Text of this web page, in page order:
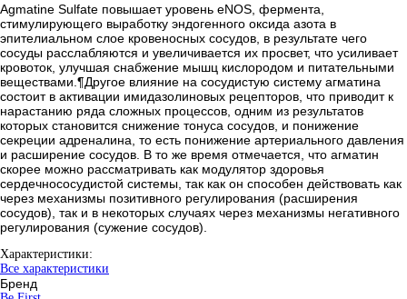
Agmatine Sulfate повышает уровень eNOS, фермента,
стимулирующего выработку эндогенного оксида азота в
эпителиальном слое кровеносных сосудов, в результате чего
сосуды расслабляются и увеличивается их просвет, что усиливает
кровоток, улучшая снабжение мышц кислородом и питательными
веществами.¶Другое влияние на сосудистую систему агматина
состоит в активации имидазолиновых рецепторов, что приводит к
нарастанию ряда сложных процессов, одним из результатов
которых становится снижение тонуса сосудов, и понижение
секреции адреналина, то есть понижение артериального давления
и расширение сосудов. В то же время отмечается, что агматин
скорее можно рассматривать как модулятор здоровья
сердечнососудистой системы, так как он способен действовать как
через механизмы позитивного регулирования (расширения
сосудов), так и в некоторых случаях через механизмы негативного
регулирования (сужение сосудов).
Характеристики:
Все характеристики
Бренд